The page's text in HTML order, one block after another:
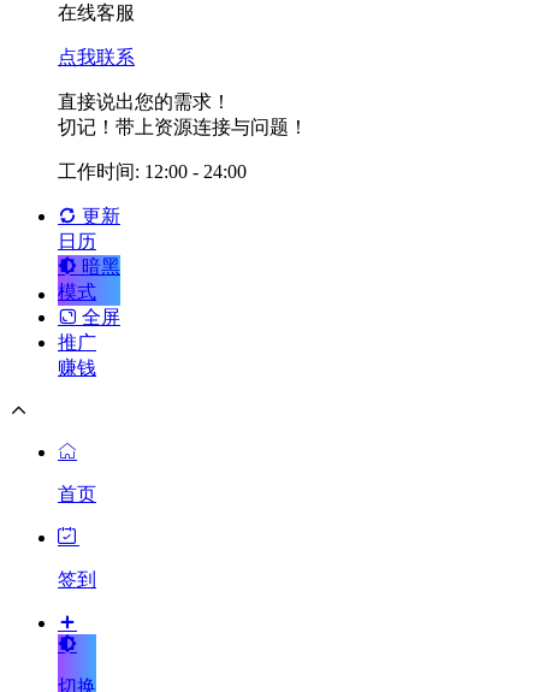
在线客服
点我联系
直接说出您的需求！
切记！带上资源连接与问题！
工作时间: 12:00 - 24:00
更新
日历
暗黑
模式
全屏
推广
赚钱
首页
签到
切换